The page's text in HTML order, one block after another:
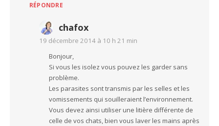
RÉPONDRE
chafox
19 décembre 2014 à 10 h 21 min
Bonjour,
Si vous les isolez vous pouvez les garder sans
problème.
Les parasites sont transmis par les selles et les
vomissements qui souilleraient l’environnement.
Vous devez ainsi utiliser une litière différente de
celle de vos chats, bien vous laver les mains après